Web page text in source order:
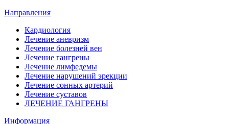
Направления
Кардиология
Лечение аневризм
Лечение болезней вен
Лечение гангрены
Лечение лимфедемы
Лечение нарушений эрекции
Лечение сонных артерий
Лечение суставов
ЛЕЧЕНИЕ ГАНГРЕНЫ
Информация